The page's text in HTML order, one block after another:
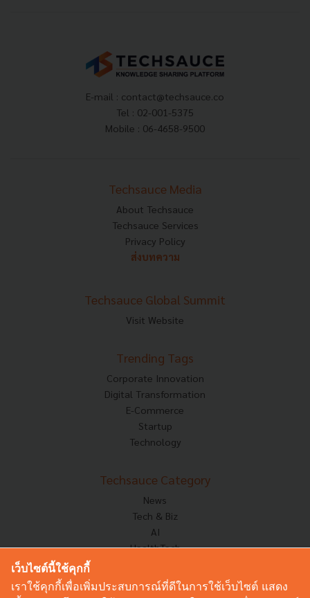
E-mail : contact@techsauce.co
Tel : 02-001-5375
Mobile : 06-4658-9500
Techsauce Media
About Techsauce
Techsauce Services
Privacy Policy
ส่งบทความ
Techsauce Global Summit
Visit Website
Trending Tags
Corporate Innovation
Digital Transformation
E-Commerce
Startup
Technology
Techsauce Category
News
Tech & Biz
AI
HealthTech
Corp Innov
Saucy Thoughts
เว็บไซต์นี้ใช้คุกกี้
เราใช้คุกกี้เพื่อเพิ่มประสบการณ์ที่ดีในการใช้เว็บไซต์ แสดง